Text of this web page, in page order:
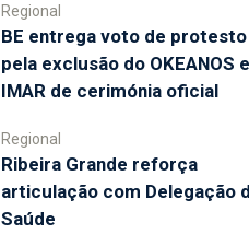
Regional
BE entrega voto de protesto
pela exclusão do OKEANOS e
IMAR de cerimónia oficial
Regional
Ribeira Grande reforça
articulação com Delegação
Saúde